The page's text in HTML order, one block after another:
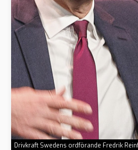
Drivkraft Swedens ordförande Fredrik